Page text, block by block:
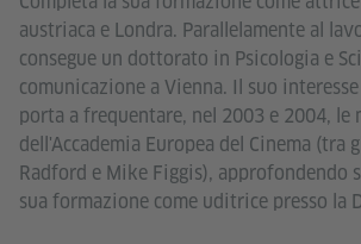
austriaca e Londra. Parallelamente al
consegue un dottorato in Psicologia e
comunicazione a Vienna. Il suo
porta a frequentare, nel 2003 e 2004, le
dell'Accademia Europea del Cinema (tra
Radford e Mike Figgis), approfondendo
sua formazione come uditrice presso la